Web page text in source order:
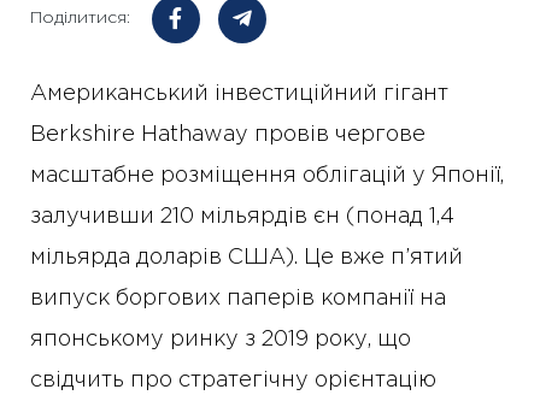
Поділитися:
Американський інвестиційний гігант
Berkshire Hathaway провів чергове
масштабне розміщення облігацій у Японії,
залучивши 210 мільярдів єн (понад 1,4
мільярда доларів США). Це вже п’ятий
випуск боргових паперів компанії на
японському ринку з 2019 року, що
свідчить про стратегічну орієнтацію